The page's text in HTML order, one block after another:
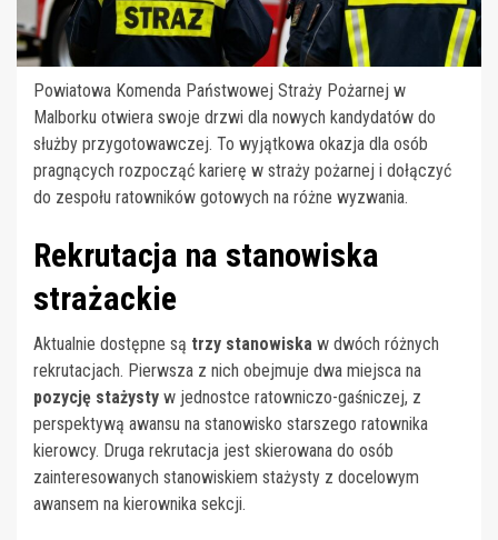
Powiatowa Komenda Państwowej Straży Pożarnej w
Malborku otwiera swoje drzwi dla nowych kandydatów do
służby przygotowawczej. To wyjątkowa okazja dla osób
pragnących rozpocząć karierę w straży pożarnej i dołączyć
do zespołu ratowników gotowych na różne wyzwania.
Rekrutacja na stanowiska
strażackie
Aktualnie dostępne są trzy stanowiska w dwóch różnych
rekrutacjach. Pierwsza z nich obejmuje dwa miejsca na
pozycję stażysty w jednostce ratowniczo-gaśniczej, z
perspektywą awansu na stanowisko starszego ratownika
kierowcy. Druga rekrutacja jest skierowana do osób
zainteresowanych stanowiskiem stażysty z docelowym
awansem na kierownika sekcji.